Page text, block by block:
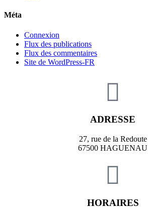
Méta
Connexion
Flux des publications
Flux des commentaires
Site de WordPress-FR
ADRESSE
27, rue de la Redoute
67500 HAGUENAU
HORAIRES